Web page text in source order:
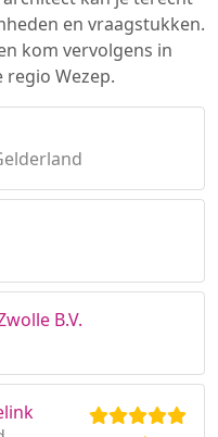
en vraagstukken.
kom vervolgens in
Wezep.
B.V.